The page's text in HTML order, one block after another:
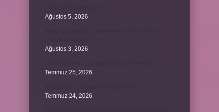
Ağustos 5, 2026
Ağustos 3, 2026
Temmuz 25, 2026
Temmuz 24, 2026